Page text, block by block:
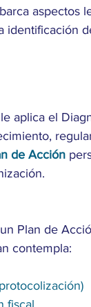
aspectos
identificación
aplica el
de Acción
Plan de
contempla:
fiscal